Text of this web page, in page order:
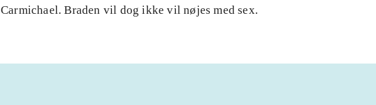
Carmichael. Braden vil dog ikke vil nøjes med sex.